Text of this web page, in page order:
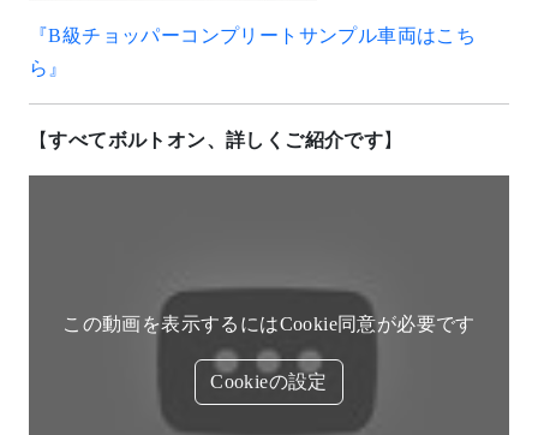
『B級チョッパーコンプリートサンプル車両はこち
ら』
【すべてボルトオン、詳しくご紹介です】
この動画を表示するにはCookie同意が必要です
Cookieの設定